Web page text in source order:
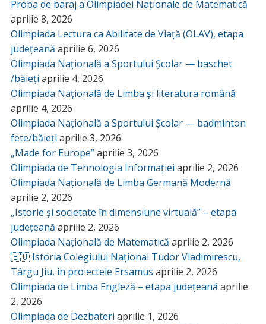
Proba de baraj a Olimpiadei Naționale de Matematică
aprilie 8, 2026
Olimpiada Lectura ca Abilitate de Viață (OLAV), etapa
județeană aprilie 6, 2026
Olimpiada Națională a Sportului Școlar — baschet
/băieți aprilie 4, 2026
Olimpiada Națională de Limba și literatura română
aprilie 4, 2026
Olimpiada Națională a Sportului Școlar — badminton
fete/băieți aprilie 3, 2026
„Made for Europe”aprilie 3, 2026
Olimpiada de Tehnologia Informației aprilie 2, 2026
Olimpiada Națională de Limba Germană Modernă
aprilie 2, 2026
„Istorie și societate în dimensiune virtuală” – etapa
județeană aprilie 2, 2026
Olimpiada Națională de Matematică aprilie 2, 2026
🇪🇺 Istoria Colegiului Național Tudor Vladimirescu,
Târgu Jiu, în proiectele Ersamus aprilie 2, 2026
Olimpiada de Limba Engleză – etapa județeană aprilie
2, 2026
Olimpiada de Dezbateri aprilie 1, 2026